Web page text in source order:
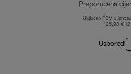
Preporučena
Uključen PDV u
125,98 €
Usporedi